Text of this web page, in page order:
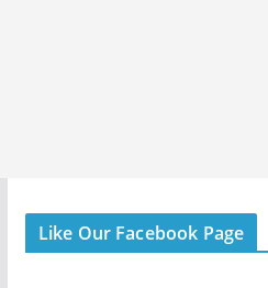
Like Our Facebook Page